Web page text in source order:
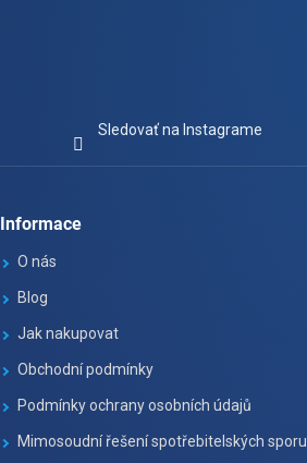
Sledovať na Instagrame
Informace
O nás
Blog
Jak nakupovat
Obchodní podmínky
Podmínky ochrany osobních údajů
Mimosoudní řešení spotřebitelských sporu